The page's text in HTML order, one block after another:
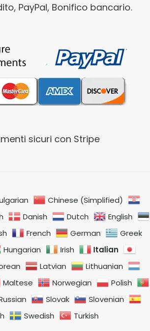
PayPal, Bonifico bancario.
sicuri con Stripe
Chinese (Simplified)
Danish Dutch
English
French German
Greek
Hungarian Irish
Italian
Latvian
Lithuanian
Maltese Norwegian
Polish
Slovak
Slovenian
Swedish Turkish